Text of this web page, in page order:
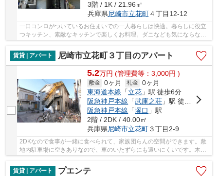
3階 / 1K / 21.96㎡
兵庫県尼崎市立花町４丁目12-12
一口コンロがついているお住まいでの一人暮らしは快適。暮らしに役立
つキッチン、素敵なキッチンで楽しくお料理。ダニなども気にならない
賃貸 | アパート
尼崎市立花町３丁目のアパート
5.2万円 (管理費等：3,000円 )
敷金 0ヶ月 礼金 0ヶ月
東海道本線 「立花 」駅 徒歩6分
阪急神戸本線 「武庫之荘 」駅 徒歩15分
阪急神戸本線 「塚口 」駅
2階 / 2DK / 40.00㎡
兵庫県尼崎市立花町３丁目2-9
2DKなので食事が一緒に食べられて、家族団らんの空間ができます。敷
地内駐車場に空きありなので、車のいたずらにも遭いにくいです。木で
賃貸 | アパート
プエンテ